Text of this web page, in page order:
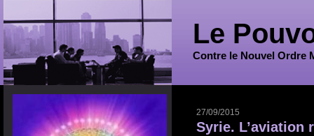
Le
Contre le Nouvel Ordre
27/09/2015
Syrie. L’aviation